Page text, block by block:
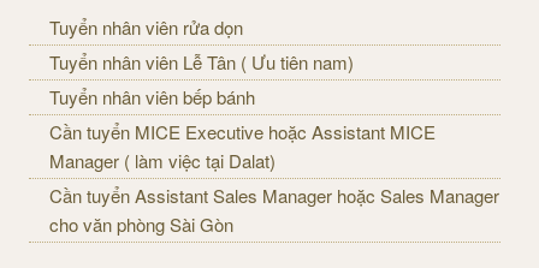
Tuyển nhân viên rửa dọn
Tuyển nhân viên Lễ Tân ( Ưu tiên nam)
Tuyển nhân viên bếp bánh
Cần tuyển MICE Executive hoặc Assistant MICE
Manager ( làm việc tại Dalat)
Cần tuyển Assistant Sales Manager hoặc Sales Manager
cho văn phòng Sài Gòn